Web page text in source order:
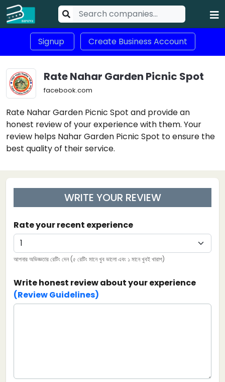
Signup Create Business Account
Rate Nahar Garden Picnic Spot
facebook.com
Rate Nahar Garden Picnic Spot and provide an
honest review of your experience with them. Your
review helps Nahar Garden Picnic Spot to ensure the
best quality of their service.
WRITE YOUR REVIEW
Rate your recent experience
আপনার অভিজ্ঞতার রেটিং দেন (৫ রেটিং মানে খুব ভালো এবং ১ মানে খুবই খারাপ)
Write honest review about your experience
(Review Guidelines)